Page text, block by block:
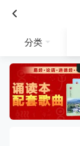
分类